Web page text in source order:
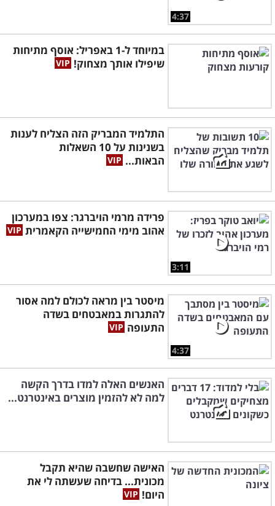
4:37
במיוחד ל-1 באפריל: אוסף מתיחות
שיפילו אותך מצחוק!
התלמיד המבריק הזה הצליח לענות
בשנינות על 10 השאלות
הבאות...
3:11
פרידה מרמי הויברגר: צפו במערכון
אהוב מימי החמישייה הקאמרית
4:37
מיסטר בין מראה לכולם למה אסור
להתגרות במאבטחים בשדה
התעופה
האנשים האלה למדו בדרך הקשה
למה לא להזמין מוצרים באינטרנט...
האישה שחשבה שהיא תקבל
מכונית... בדיחה שעשתה לי את
היום!